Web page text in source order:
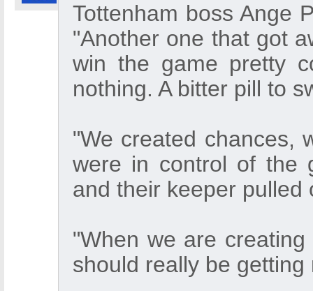
Tottenham boss Ange
"Another one that got
win the game pretty
nothing. A bitter pill to
"We created chances,
were in control of the
and their keeper pulled
"When we are
should really be